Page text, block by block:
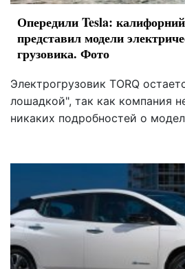
Опередили Tesla:
представил модели
грузовика. Фото
Электрогрузовик TORQ
лошадкой", так как компания
никаких подробностей о